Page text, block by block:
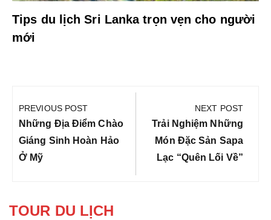
Tips du lịch Sri Lanka trọn vẹn cho người
mới
hướng
bài
viết
PREVIOUS POST
Previous
Post:
Những Địa Điểm Chào
Giáng Sinh Hoàn Hảo
Ở Mỹ
NEXT POST
Next
Post:
Trải Nghiệm Những
Món Đặc Sản Sapa
Lạc “quên Lối Về”
TOUR DU LỊCH